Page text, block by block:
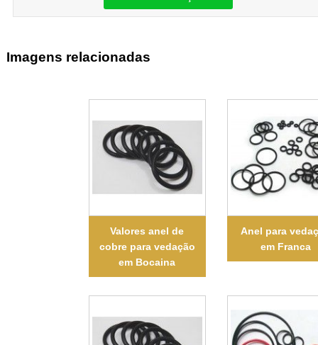
Imagens relacionadas
Valores anel de
cobre para vedação
em Bocaina
Anel para
em Franca